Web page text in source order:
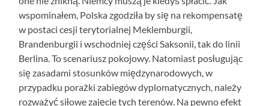
wspominałem, Polska zgodziła by się na rekompensatę
w postaci cesji terytorialnej Meklemburgii,
Brandenburgii i wschodniej części Saksonii, tak do linii
Berlina. To scenariusz pokojowy. Natomiast posługując
się zasadami stosunków międzynarodowych, w
przypadku porażki zabiegów dyplomatycznych, należy
rozważyć siłowe zajęcie tych terenów. Na pewno efekt